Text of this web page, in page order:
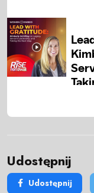
Udostępnij
Udostępnij